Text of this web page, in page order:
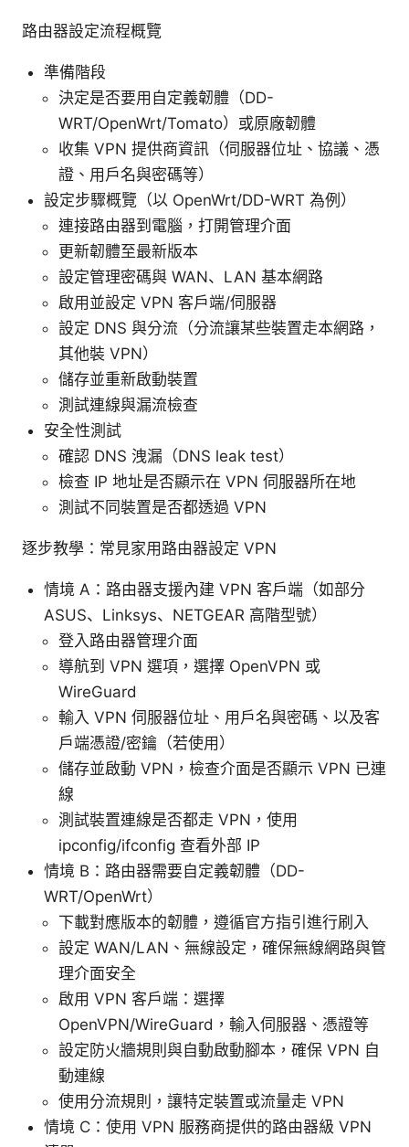
路由器設定流程概覽
準備階段
決定是否要用自定義韌體（DD-
WRT/OpenWrt/Tomato）或原廠韌體
收集 VPN 提供商資訊（伺服器位址、協議、憑
證、用戶名與密碼等）
設定步驟概覽（以 OpenWrt/DD-WRT 為例）
連接路由器到電腦，打開管理介面
更新韌體至最新版本
設定管理密碼與 WAN、LAN 基本網路
啟用並設定 VPN 客戶端/伺服器
設定 DNS 與分流（分流讓某些裝置走本網路，
其他裝 VPN）
儲存並重新啟動裝置
測試連線與漏流檢查
安全性測試
確認 DNS 洩漏（DNS leak test）
檢查 IP 地址是否顯示在 VPN 伺服器所在地
測試不同裝置是否都透過 VPN
逐步教學：常見家用路由器設定 VPN
情境 A：路由器支援內建 VPN 客戶端（如部分
ASUS、Linksys、NETGEAR 高階型號）
登入路由器管理介面
導航到 VPN 選項，選擇 OpenVPN 或
WireGuard
輸入 VPN 伺服器位址、用戶名與密碼、以及客
户端憑證/密鑰（若使用）
儲存並啟動 VPN，檢查介面是否顯示 VPN 已連
線
測試裝置連線是否都走 VPN，使用
ipconfig/ifconfig 查看外部 IP
情境 B：路由器需要自定義韌體（DD-
WRT/OpenWrt）
下載對應版本的韌體，遵循官方指引進行刷入
設定 WAN/LAN、無線設定，確保無線網路與管
理介面安全
啟用 VPN 客戶端：選擇
OpenVPN/WireGuard，輸入伺服器、憑證等
設定防火牆規則與自動啟動腳本，確保 VPN 自
動連線
使用分流規則，讓特定裝置或流量走 VPN
情境 C：使用 VPN 服務商提供的路由器級 VPN